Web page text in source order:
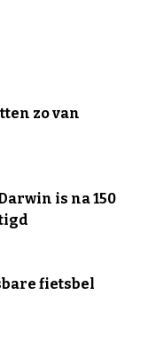
zo van
is na 150
fietsbel